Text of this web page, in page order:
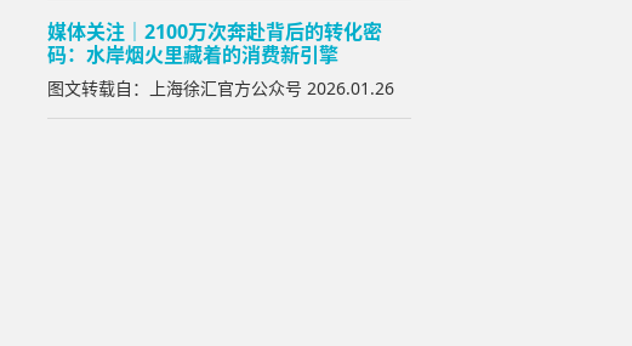
媒体关注｜2100万次奔赴背后的转化密
码：水岸烟火里藏着的消费新引擎
图文转载自：上海徐汇官方公众号 2026.01.26